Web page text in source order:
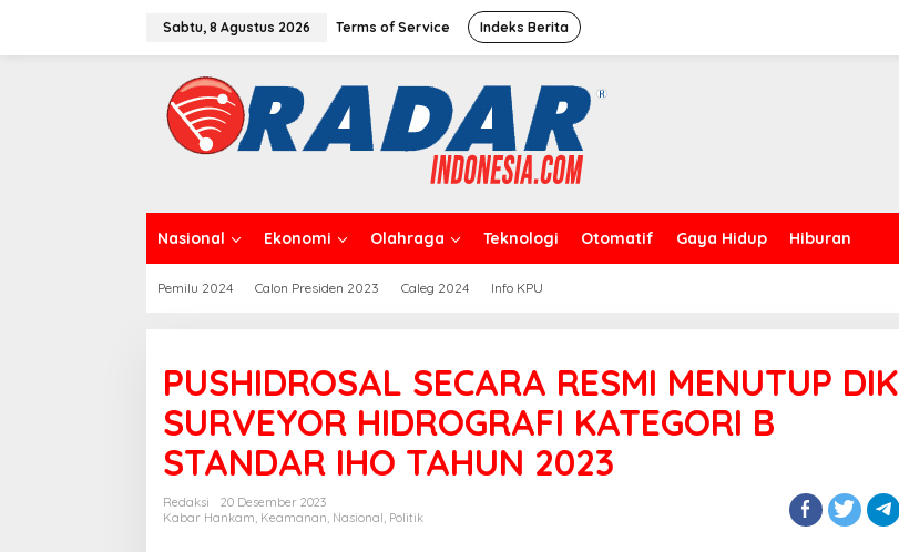
Sabtu, 8 Agustus 2026 Terms of Service Indeks Berita
Nasional Ekonomi Olahraga Teknologi Otomatif Gaya Hidup Hiburan
Pemilu 2024 Calon Presiden 2023 Caleg 2024 Info KPU
PUSHIDROSAL SECARA RESMI MENUTUP DIK
SURVEYOR HIDROGRAFI KATEGORI B
STANDAR IHO TAHUN 2023
Redaksi
20 Desember 2023
Kabar Hankam, Keamanan, Nasional, Politik